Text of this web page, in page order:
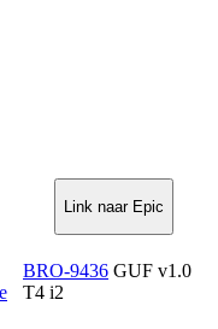
Link naar Epic
BRO-9436 GUF v1.0
T4 i2